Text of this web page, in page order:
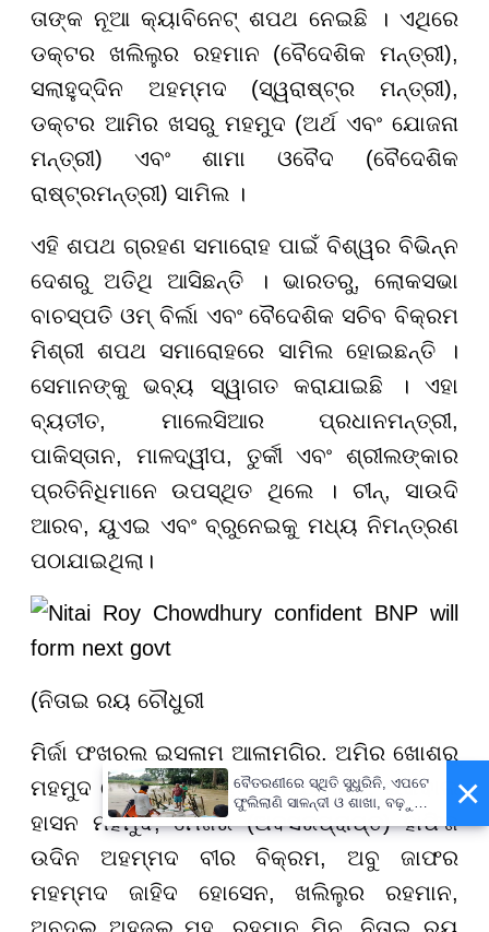
ତାଙ୍କ ନୂଆ କ୍ୟାବିନେଟ୍ ଶପଥ ନେଇଛି । ଏଥିରେ
ଡକ୍ଟର ଖଲିଲୁର ରହମାନ (ବୈଦେଶିକ ମନ୍ତ୍ରୀ),
ସଲାହୁଦ୍ଦିନ ଅହମ୍ମଦ (ସ୍ୱରାଷ୍ଟ୍ର ମନ୍ତ୍ରୀ),
ଡକ୍ଟର ଆମିର ଖସରୁ ମହମୁଦ (ଅର୍ଥ ଏବଂ ଯୋଜନା
ମନ୍ତ୍ରୀ) ଏବଂ ଶାମା ଓବୈଦ (ବୈଦେଶିକ
ରାଷ୍ଟ୍ରମନ୍ତ୍ରୀ) ସାମିଲ ।
ଏହି ଶପଥ ଗ୍ରହଣ ସମାରୋହ ପାଇଁ ବିଶ୍ୱର ବିଭିନ୍ନ
ଦେଶରୁ ଅତିଥି ଆସିଛନ୍ତି । ଭାରତରୁ, ଲୋକସଭା
ବାଚସ୍ପତି ଓମ୍ ବିର୍ଲା ଏବଂ ବୈଦେଶିକ ସଚିବ ବିକ୍ରମ
ମିଶ୍ରୀ ଶପଥ ସମାରୋହରେ ସାମିଲ ହୋଇଛନ୍ତି ।
ସେମାନଙ୍କୁ ଭବ୍ୟ ସ୍ୱାଗତ କରାଯାଇଛି । ଏହା
ବ୍ୟତୀତ, ମାଲେସିଆର ପ୍ରଧାନମନ୍ତ୍ରୀ,
ପାକିସ୍ତାନ, ମାଳଦ୍ୱୀପ, ତୁର୍କୀ ଏବଂ ଶ୍ରୀଲଙ୍କାର
ପ୍ରତିନିଧିମାନେ ଉପସ୍ଥିତ ଥିଲେ । ଚୀନ୍, ସାଉଦି
ଆରବ, ୟୁଏଇ ଏବଂ ବ୍ରୁନେଇକୁ ମଧ୍ୟ ନିମନ୍ତ୍ରଣ
ପଠାଯାଇଥିଲା।
(ନିତାଇ ରୟ ଚୌଧୁରୀ
ମିର୍ଜା ଫଖରୁଲ ଇସଲାମ ଆଲାମଗିର, ଅମିର ଖୋଶରୁ
ମହମୁଦ ଚୌଧୁରୀ, ସାଲାହୁଦ୍ଦିନ ଅହମ୍ମଦ, ଇକବାଲ
ହାସନ ମହମୁଦ, ମେଜର (ଅବସରପ୍ରାପ୍ତ) ହାଫିଜ
ଉଦିନ ଅହମ୍ମଦ ବୀର ବିକ୍ରମ, ଅବୁ ଜାଫର
ମହମ୍ମଦ ଜାହିଦ ହୋସେନ, ଖଲିଲୁର ରହମାନ,
ଅବଦୁଲ ଅହଜଲ ମୁହୁ, ରହମାନ ମିନୁ, ନିତାଇ ରୟ
×
ବୈତରଣୀରେ ସ୍ଥିତି ସୁଧୁରିନି, ଏପଟେ
ଫୁଲିଲାଣି ସାଳନ୍ଦୀ ଓ ଶାଖା, ବଢ଼ୁଛି